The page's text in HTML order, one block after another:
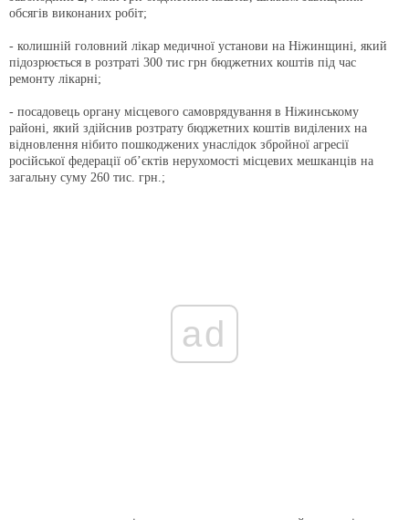
обсягів виконаних робіт;
- колишній головний лікар медичної установи на Ніжинщині, який
підозрюється в розтраті 300 тис грн бюджетних коштів під час
ремонту лікарні;
- посадовець органу місцевого самоврядування в Ніжинському
районі, який здійснив розтрату бюджетних коштів виділених на
відновлення нібито пошкоджених унаслідок збройної агресії
російської федерації об’єктів нерухомості місцевих мешканців на
загальну суму 260 тис. грн.;
ad